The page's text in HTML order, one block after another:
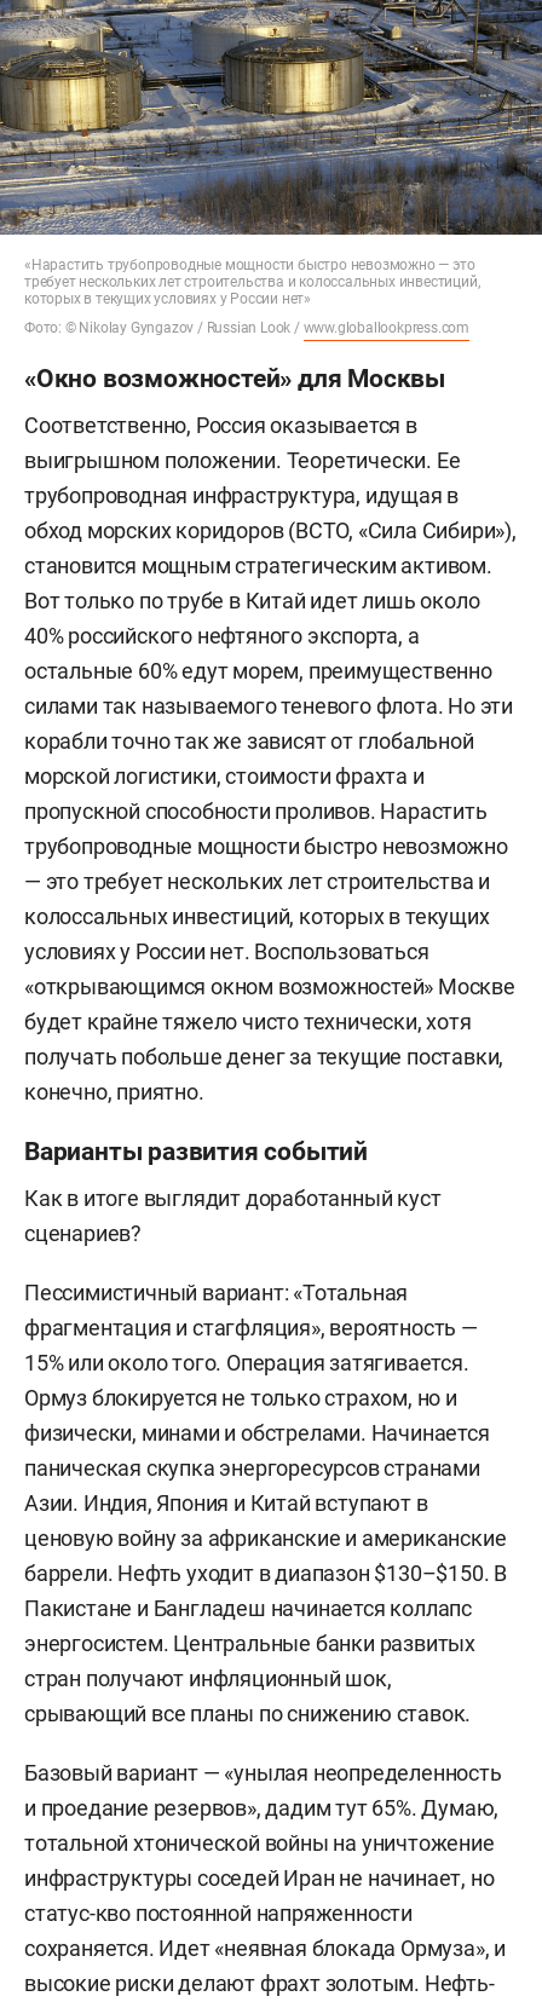
«Нарастить трубопроводные мощности быстро невозможно — это
требует нескольких лет строительства и колоссальных инвестиций,
которых в текущих условиях у России нет»
Фото: © Nikolay Gyngazov / Russian Look / www.globallookpress.com
«Окно возможностей» для Москвы
Соответственно, Россия оказывается в
выигрышном положении. Теоретически. Ее
трубопроводная инфраструктура, идущая в
обход морских коридоров (ВСТО, «Сила Сибири»),
становится мощным стратегическим активом.
Вот только по трубе в Китай идет лишь около
40% российского нефтяного экспорта, а
остальные 60% едут морем, преимущественно
силами так называемого теневого флота. Но эти
корабли точно так же зависят от глобальной
морской логистики, стоимости фрахта и
пропускной способности проливов. Нарастить
трубопроводные мощности быстро невозможно
— это требует нескольких лет строительства и
колоссальных инвестиций, которых в текущих
условиях у России нет. Воспользоваться
«открывающимся окном возможностей» Москве
будет крайне тяжело чисто технически, хотя
получать побольше денег за текущие поставки,
конечно, приятно.
Варианты развития событий
Как в итоге выглядит доработанный куст
сценариев?
Пессимистичный вариант: «Тотальная
фрагментация и стагфляция», вероятность —
15% или около того. Операция затягивается.
Ормуз блокируется не только страхом, но и
физически, минами и обстрелами. Начинается
паническая скупка энергоресурсов странами
Азии. Индия, Япония и Китай вступают в
ценовую войну за африканские и американские
баррели. Нефть уходит в диапазон $130–$150. В
Пакистане и Бангладеш начинается коллапс
энергосистем. Центральные банки развитых
стран получают инфляционный шок,
срывающий все планы по снижению ставок.
Базовый вариант — «унылая неопределенность
и проедание резервов», дадим тут 65%. Думаю,
тотальной хтонической войны на уничтожение
инфраструктуры соседей Иран не начинает, но
статус-кво постоянной напряженности
сохраняется. Идет «неявная блокада Ормуза», и
высокие риски делают фрахт золотым. Нефть-